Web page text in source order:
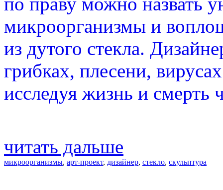
микроорганизмы и
из дутого стекла.
грибках, плесени,
исследуя жизнь и смерть
читать дальше
микроорганизмы, арт-проект, дизайнер, стекло, скульптура